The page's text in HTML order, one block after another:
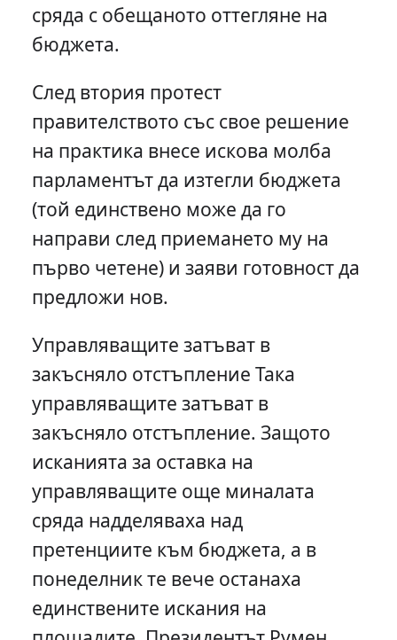
сряда с обещаното оттегляне на
бюджета.
След втория протест
правителството със свое решение
на практика внесе искова молба
парламентът да изтегли бюджета
(той единствено може да го
направи след приемането му на
първо четене) и заяви готовност да
предложи нов.
Управляващите затъват в
закъсняло отстъпление Така
управляващите затъват в
закъсняло отстъпление. Защото
исканията за оставка на
управляващите още миналата
сряда надделяваха над
претенциите към бюджета, а в
понеделник те вече останаха
единствените искания на